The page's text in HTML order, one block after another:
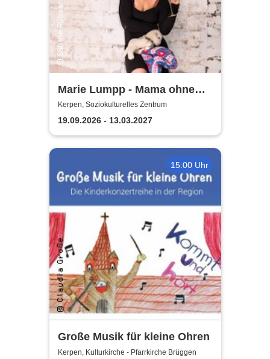
Marie Lumpp - Mama ohne
Plan
Kerpen, Soziokulturelles Zentrum
19.09.2026 - 13.03.2027
15:00 Uhr
Große Musik für kleine Ohren
Kerpen, Kulturkirche - Pfarrkirche Brüggen